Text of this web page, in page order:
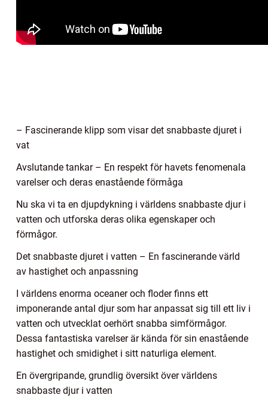
– Fascinerande klipp som visar det snabbaste djuret i
vat
Avslutande tankar – En respekt för havets fenomenala
varelser och deras enastående förmåga
Nu ska vi ta en djupdykning i världens snabbaste djur i
vatten och utforska deras olika egenskaper och
förmågor.
Det snabbaste djuret i vatten – En fascinerande värld
av hastighet och anpassning
I världens enorma oceaner och floder finns ett
imponerande antal djur som har anpassat sig till ett liv i
vatten och utvecklat oerhört snabba simförmågor.
Dessa fantastiska varelser är kända för sin enastående
hastighet och smidighet i sitt naturliga element.
En övergripande, grundlig översikt över världens
snabbaste djur i vatten